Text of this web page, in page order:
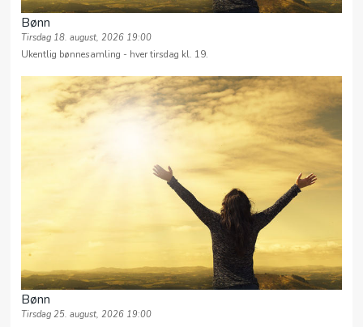
Bønn
Tirsdag 18. august, 2026 19:00
Ukentlig bønnesamling - hver tirsdag kl. 19.
Bønn
Tirsdag 25. august, 2026 19:00